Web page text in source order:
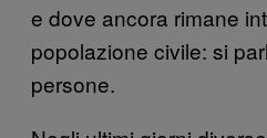
e dove ancora rimane
popolazione civile: si
persone.